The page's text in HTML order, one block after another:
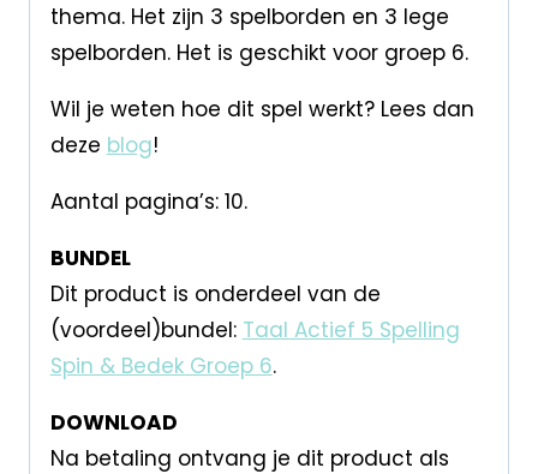
thema. Het zijn 3 spelborden en 3 lege
spelborden. Het is geschikt voor groep 6.
Wil je weten hoe dit spel werkt? Lees dan
deze blog!
Aantal pagina’s: 10.
BUNDEL
Dit product is onderdeel van de
(voordeel)bundel: Taal Actief 5 Spelling
Spin & Bedek Groep 6.
DOWNLOAD
Na betaling ontvang je dit product als